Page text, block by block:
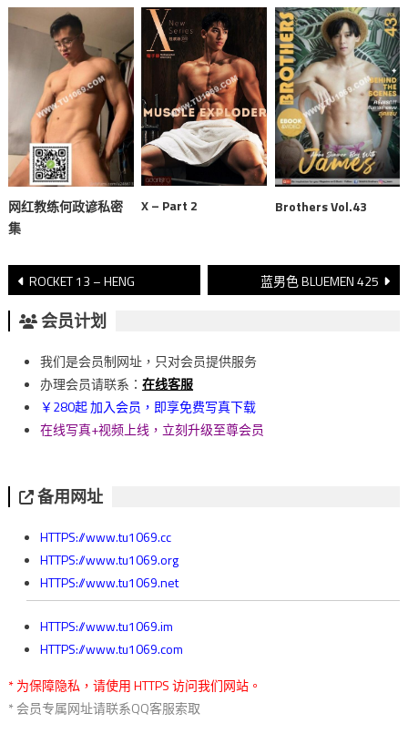
网红教练何政谚私密
集
X – Part 2 Brothers Vol.43
文
章
導
覽
ROCKET 13 – HENG 蓝男色 BLUEMEN 425
会员计划
我们是会员制网址，只对会员提供服务
办理会员请联系： 在线客服
￥280起 加入会员，即享免费写真下载
在线写真+视频上线，立刻升级至尊会员
备用网址
HTTPS://www.tu1069.cc
HTTPS://www.tu1069.org
HTTPS://www.tu1069.net
HTTPS://www.tu1069.im
HTTPS://www.tu1069.com
* 为保障隐私，请使用 HTTPS 访问我们网站。
* 会员专属网址请联系QQ客服索取